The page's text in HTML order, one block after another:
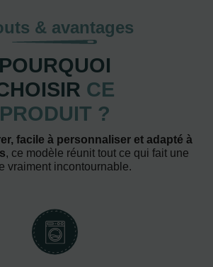
& avantages
POURQUOI
CE
PRODUIT ?
facile à personnaliser et adapté à
, ce modèle réunit tout ce qui fait une
vraiment incontournable.